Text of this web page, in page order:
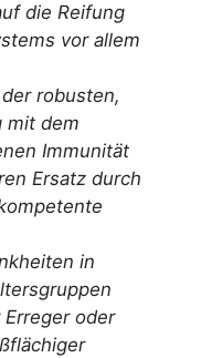
die Reifung
vor allem
robusten,
mit dem
Immunität
Ersatz durch
in
oder